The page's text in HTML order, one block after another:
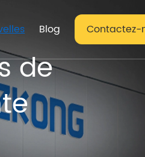
Blog Contactez-
de